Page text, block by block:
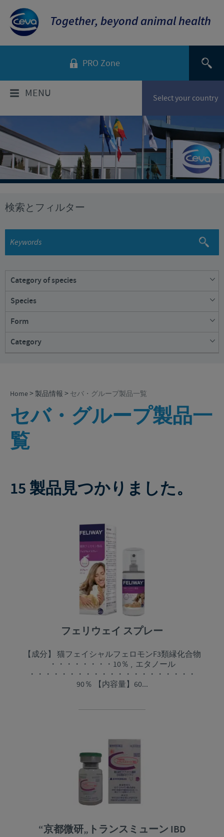
Together, beyond animal health
PRO Zone
Select your country
MENU
当社のビジョン
世界のCevaグループ
研究開発
製品情報
セバ・グループ製品一覧
2025年
2024年
2023年
2022年
2017年
国内採用のご案内
お問合せ
検索とフィルター
Category of species
コンパニオンアニマル (9)
Poultry (1)
Species
イヌ (6)
Form
拡散器 (4)
膣挿入 (1)
錠剤 (1)
Category
畜産用医薬品 (2)
抗菌薬 (1)
Home>製品情報 > セバ・グループ製品一覧
セバ・グループ製品一
覧
15 製品見つかりました。
フェリウェイ スプレー
【成分】 猫フェイシャルフェロモンF3類縁化合物
・・・・・・・・10％ , エタノール
・・・・・・・・・・・・・・・・・・・・・
90％ 【内容量】60...
“京都微研„トランスミューン IBD